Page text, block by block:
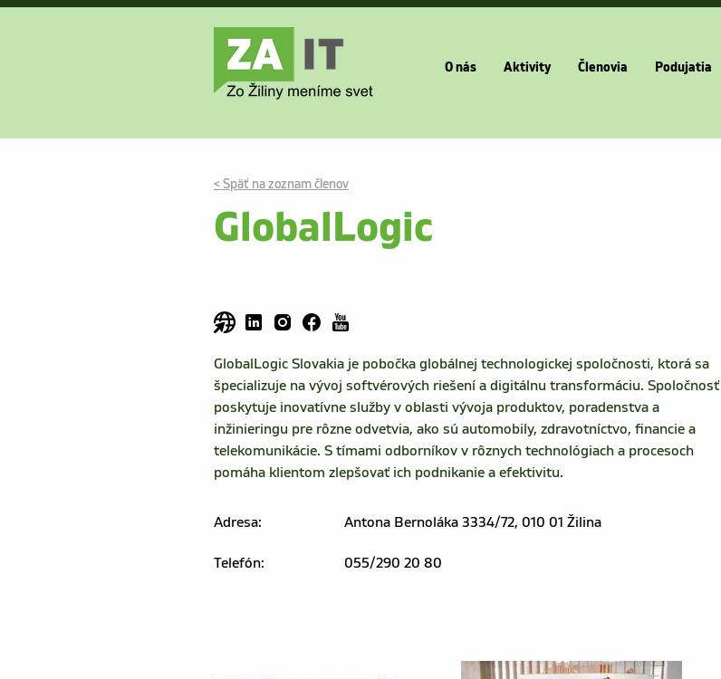
O nás Aktivity Členovia Podujatia
< Späť na zoznam členov
GlobalLogic
GlobalLogic Slovakia je pobočka globálnej technologickej spoločnosti, ktorá sa
špecializuje na vývoj softvérových riešení a digitálnu transformáciu. Spoločnosť
poskytuje inovatívne služby v oblasti vývoja produktov, poradenstva a
inžinieringu pre rôzne odvetvia, ako sú automobily, zdravotníctvo, financie a
telekomunikácie. S tímami odborníkov v rôznych technológiach a procesoch
pomáha klientom zlepšovať ich podnikanie a efektivitu.
Adresa:
Telefón:
Antona Bernoláka 3334/72, 010 01 Žilina
055/290 20 80